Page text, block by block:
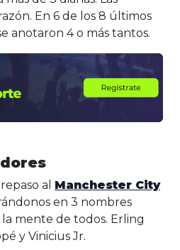
En 6 de los 8 últimos
anotaron 4 o más tantos.
al Manchester City
en 3 nombres
mente de todos. Erling
y Vinicius Jr.